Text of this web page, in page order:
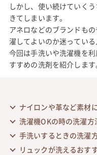
しかし、使い続けていく
きてしまいます。
アネロなどのブランドも
濯してよいのか迷ってい
今回は手洗いや洗濯機を
すすめの洗剤を紹介します
ナイロンや革など素材
洗濯機OKの時の洗濯方
手洗いするときの洗濯
リュックが洗えるおす